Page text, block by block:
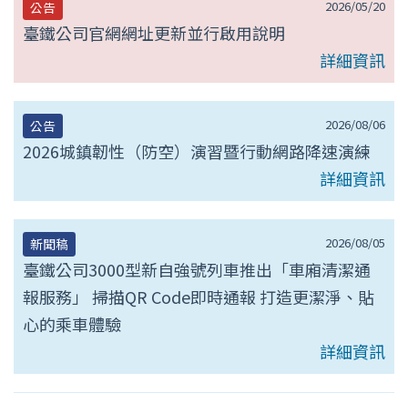
2026/05/20
公告
臺鐵公司官網網址更新並行啟用說明
詳細資訊
2026/08/06
公告
2026城鎮韌性（防空）演習暨行動網路降速演練
詳細資訊
2026/08/05
新聞稿
臺鐵公司3000型新自強號列車推出「車廂清潔通
報服務」 掃描QR Code即時通報 打造更潔淨、貼
心的乘車體驗
詳細資訊